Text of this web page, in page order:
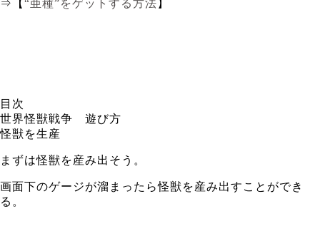
⇒【 “亜種”をゲットする方法 】
目次
世界怪獣戦争 遊び方
怪獣を生産
まずは怪獣を産み出そう。
画面下のゲージが溜まったら怪獣を産み出すことができ
る。